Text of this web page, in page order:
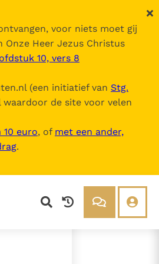
voor niets moet gij
Onze Heer Jezus Christus
10, vers 8
(een initiatief van Stg.
waardoor de site voor velen
10 euro, of met een ander,
.
Over ons